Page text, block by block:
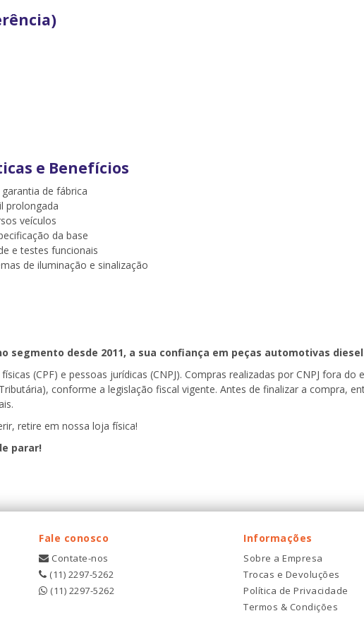
e Benefícios
de fábrica
prolongada
veículos
da base
e testes funcionais
de iluminação e sinalização
segmento desde 2011, a sua confiança em peças automotivas
(CPF) e pessoas jurídicas (CNPJ). Compras realizadas por CNPJ fora
conforme a legislação fiscal vigente. Antes de finalizar a compra,
retire em nossa loja física!
parar!
Fale conosco
Contate-nos
(11) 2297-5262
(11) 2297-5262
Informações
Sobre a Empresa
Trocas e Devoluções
Política de Privacidade
Termos & Condições